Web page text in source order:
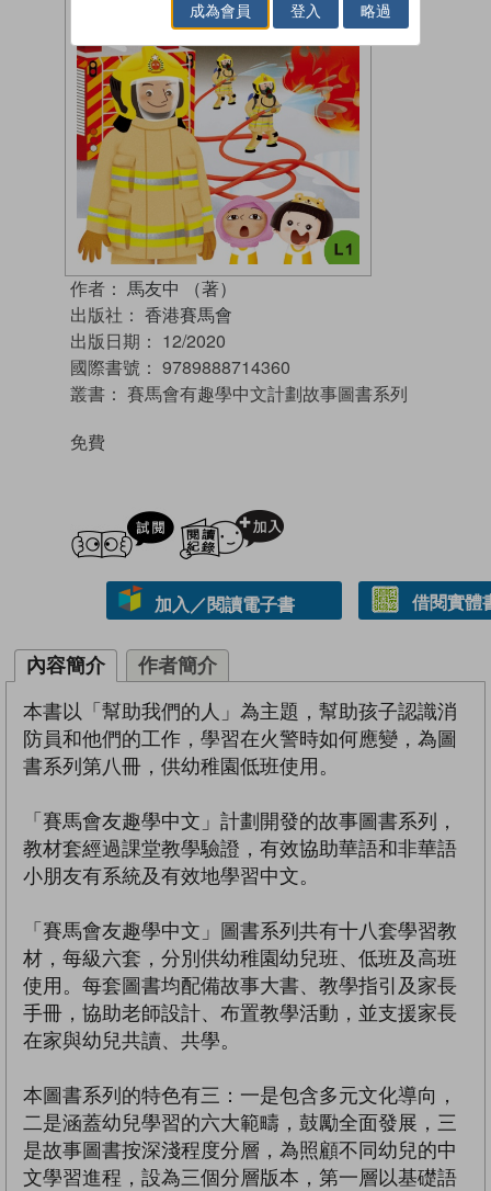
作者： 馬友中 （著）
出版社： 香港賽馬會
出版日期： 12/2020
國際書號： 9789888714360
叢書： 賽馬會有趣學中文計劃故事圖書系列
免費
試閲
加入／閱讀電子書 借閱實體
內容簡介 作者簡介
本書以「幫助我們的人」為主題，幫助孩子認識消
防員和他們的工作，學習在火警時如何應變，為圖
書系列第八冊，供幼稚園低班使用。
「賽馬會友趣學中文」計劃開發的故事圖書系列，
教材套經過課堂教學驗證，有效協助華語和非華語
小朋友有系統及有效地學習中文。
「賽馬會友趣學中文」圖書系列共有十八套學習教
材，每級六套，分別供幼稚園幼兒班、低班及高班
使用。每套圖書均配備故事大書、教學指引及家長
手冊，協助老師設計、布置教學活動，並支援家長
在家與幼兒共讀、共學。
本圖書系列的特色有三：一是包含多元文化導向，
二是涵蓋幼兒學習的六大範疇，鼓勵全面發展，三
是故事圖書按深淺程度分層，為照顧不同幼兒的中
文學習進程，設為三個分層版本，第一層以基礎語
成為會員 登入 略過